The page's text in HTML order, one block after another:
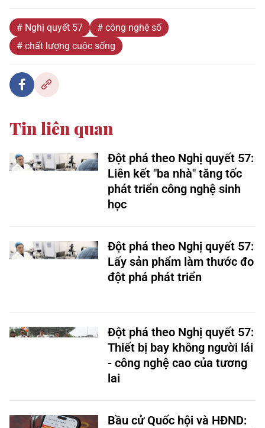
# Nghị quyết 57
# công nghệ số
# chất lượng cuộc sống
Tin liên quan
Đột phá theo Nghị quyết 57:
Liên kết "ba nhà" tăng tốc
phát triển công nghệ sinh
học
Đột phá theo Nghị quyết 57:
Lấy sản phẩm làm thước đo
đột phá phát triển
Đột phá theo Nghị quyết 57:
Thiết bị bay không người lái
- công nghệ cao của tương
lai
Bầu cử Quốc hội và HĐND: